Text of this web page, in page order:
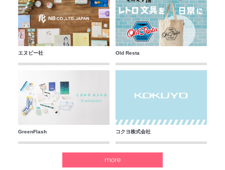
エヌビー社 Old Resta
GreenFlash コクヨ株式会社
more